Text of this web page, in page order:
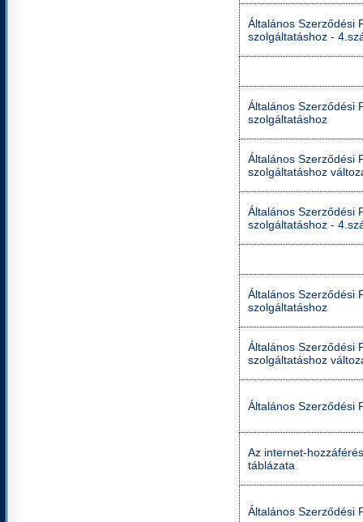
Általános Szerződési
szolgáltatáshoz -
Általános Szerződési
szolgáltatáshoz
Általános Szerződési
szolgáltatáshoz
Általános Szerződési
szolgáltatáshoz -
Általános Szerződési
szolgáltatáshoz
Általános Szerződési
szolgáltatáshoz
Általános Szerződési
Az internet-
táblázata
Általános Szerződési